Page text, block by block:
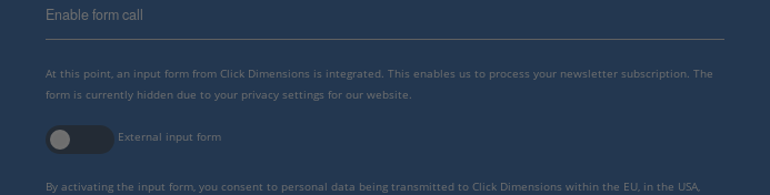
Enable form call
At this point, an input form from Click Dimensions is integrated. This enables us to process your newsletter subscription. The
form is currently hidden due to your privacy settings for our website.
External input form
By activating the input form, you consent to personal data being transmitted to Click Dimensions within the EU, in the USA,